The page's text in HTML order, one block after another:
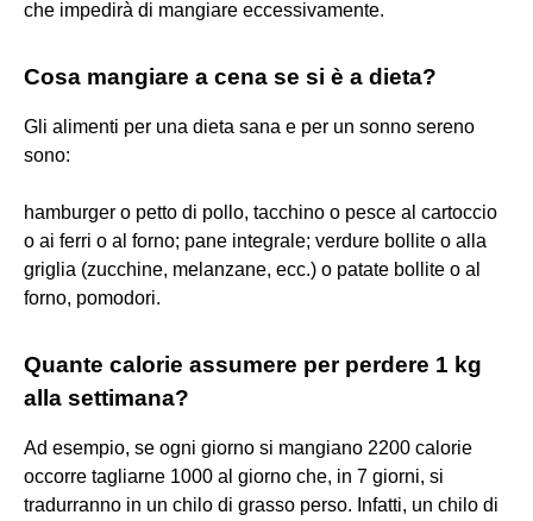
che impedirà di mangiare eccessivamente.
Cosa mangiare a cena se si è a dieta?
Gli alimenti per una dieta sana e per un sonno sereno
sono:
hamburger o petto di pollo, tacchino o pesce al cartoccio
o ai ferri o al forno; pane integrale; verdure bollite o alla
griglia (zucchine, melanzane, ecc.) o patate bollite o al
forno, pomodori.
Quante calorie assumere per perdere 1 kg
alla settimana?
Ad esempio, se ogni giorno si mangiano 2200 calorie
occorre tagliarne 1000 al giorno che, in 7 giorni, si
tradurranno in un chilo di grasso perso. Infatti, un chilo di